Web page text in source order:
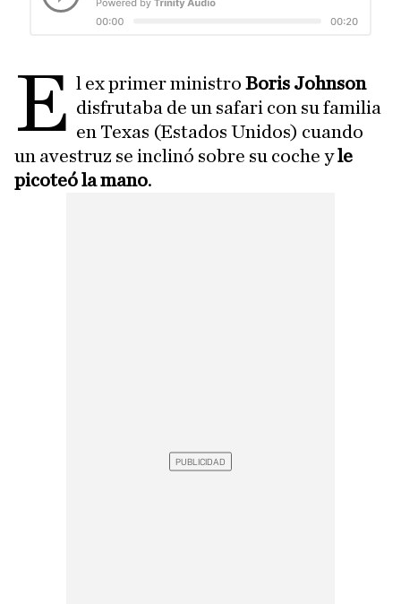
E l ex primer ministroBoris Johnson
disfrutaba de un safari con su familia
en Texas (Estados Unidos) cuando
un avestruz se inclinó sobre su coche yle
picoteó la mano.